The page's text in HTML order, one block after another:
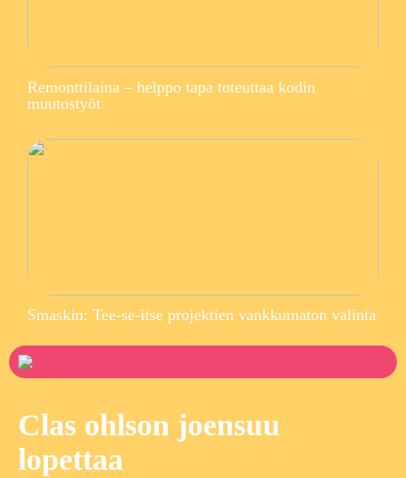
Remonttilaina – helppo tapa toteuttaa kodin
muutostyöt
Smaskin: Tee-se-itse projektien vankkumaton valinta
Clas ohlson joensuu
lopettaa